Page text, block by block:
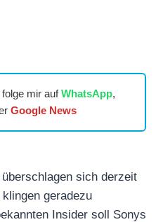
mir aufWhatsApp,
Google News
überschlagen sich derzeit
geradezu
Insider soll Sonys